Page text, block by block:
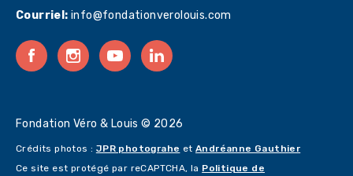
Courriel: info@fondationverolouis.com
Fondation Véro & Louis © 2026
Crédits photos : JPR photograhe etAndréanne Gauthier
Ce site est protégé par reCAPTCHA, la Politique de